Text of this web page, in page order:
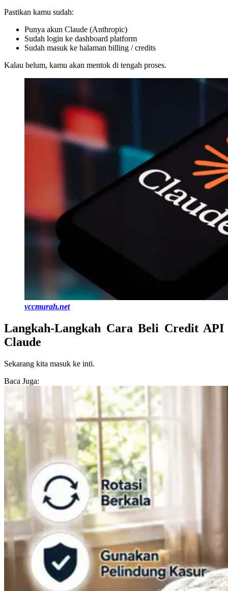
Pastikan kamu sudah:
Punya akun Claude (Anthropic)
Sudah login ke dashboard platform
Sudah masuk ke halaman billing / credits
Kalau belum, kamu akan mentok di tengah proses.
vccmurah.net
Langkah-Langkah Cara Beli Credit API
Claude
Sekarang kita masuk ke inti.
Baca Juga: